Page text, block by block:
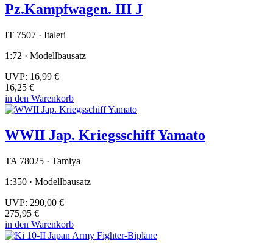
Pz.Kampfwagen. III J
IT 7507 · Italeri
1:72 · Modellbausatz
UVP: 16,99 €
16,25 €
in den Warenkorb
WWII Jap. Kriegsschiff Yamato
TA 78025 · Tamiya
1:350 · Modellbausatz
UVP: 290,00 €
275,95 €
in den Warenkorb